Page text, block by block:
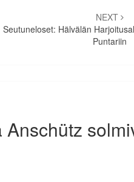
NEXT
Seutuneloset: Hälvälän
Puntariin